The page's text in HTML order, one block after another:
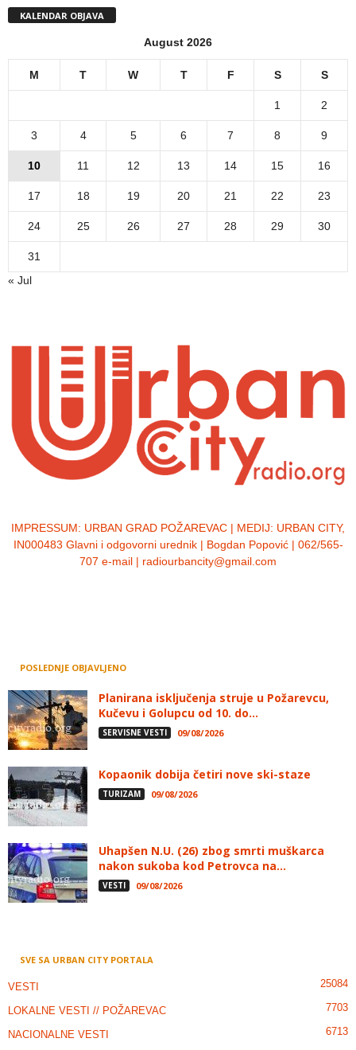
KALENDAR OBJAVA
August 2026
M T W T F S S
1 2
3 4 5 6 7 8 9
10 11 12 13 14 15 16
17 18 19 20 21 22 23
24 25 26 27 28 29 30
31
« Jul
IMPRESSUM: URBAN GRAD POŽAREVAC | MEDIJ: URBAN CITY,
IN000483 Glavni i odgovorni urednik | Bogdan Popović | 062/565-
707 e-mail | radiourbancity@gmail.com
POSLEDNJE OBJAVLJENO
Planirana isključenja struje u Požarevcu,
Kučevu i Golupcu od 10. do...
SERVISNE VESTI 09/08/2026
Kopaonik dobija četiri nove ski-staze
TURIZAM 09/08/2026
Uhapšen N.U. (26) zbog smrti muškarca
nakon sukoba kod Petrovca na...
VESTI 09/08/2026
SVE SA URBAN CITY PORTALA
VESTI 25084
LOKALNE VESTI // POŽAREVAC 7703
NACIONALNE VESTI
6713